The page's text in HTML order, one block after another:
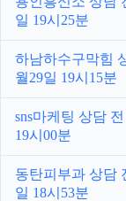
일 19시25분
하남하수구막힘
월29일 19시15분
sns마케팅 상담
19시00분
동탄피부과 상담
일 18시53분